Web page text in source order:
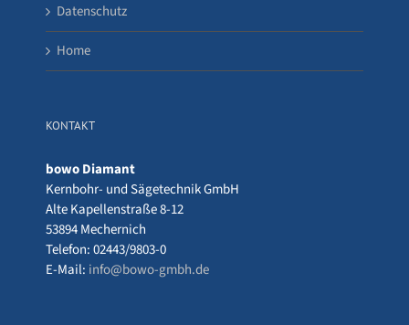
Datenschutz
Home
KONTAKT
bowo Diamant
Kernbohr- und Sägetechnik GmbH
Alte Kapellenstraße 8-12
53894 Mechernich
Telefon: 02443/9803-0
E-Mail: info@bowo-gmbh.de